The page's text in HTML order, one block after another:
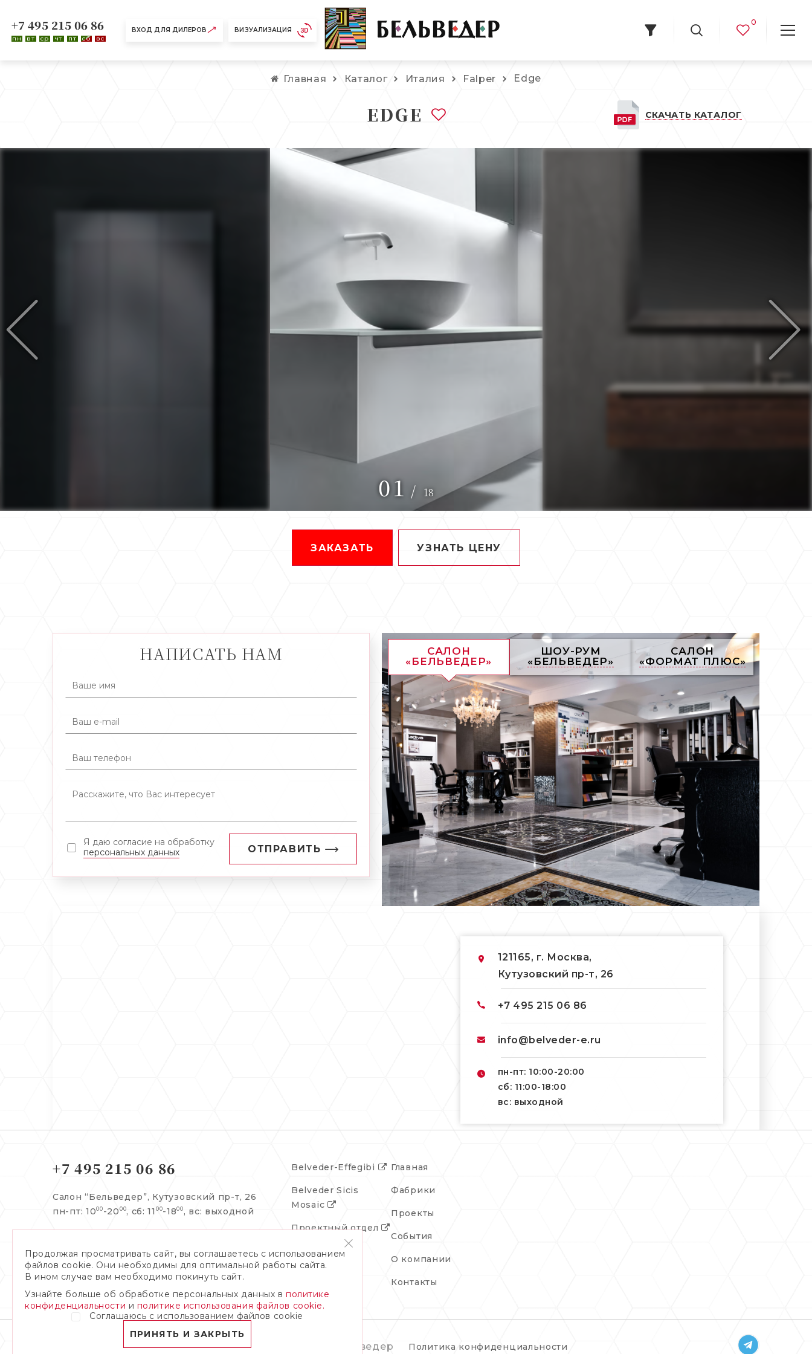
ВХОД ДЛЯ ДИЛЕРОВ ВИЗУАЛИЗАЦИЯ
+7 495 215 06 86
пн вт ср чт пт сб вс
0
Главная Каталог Италия Falper Edge
EDGE СКАЧАТЬ КАТАЛОГ
01 / 18
ЗАКАЗАТЬ УЗНАТЬ ЦЕНУ
НАПИСАТЬ НАМ
Я даю согласие на обработку
персональных данных
ОТПРАВИТЬ
САЛОН
«БЕЛЬВЕДЕР»
ШОУ-РУМ
«БЕЛЬВЕДЕР»
САЛОН
«ФОРМАТ ПЛЮС»
121165, г. Москва,
Кутузовский пр-т, 26
+7 495 215 06 86
info@belveder-e.ru
пн-пт: 10:00-20:00
сб: 11:00-18:00
вс: выходной
+7 495 215 06 86
Салон “Бельведер”, Кутузовский пр-т, 26
пн-пт: 1000 -20 00, сб: 11 00-1800 , вс: выходной
Я даю согласие на обработку персональных данных
Главная
Фабрики
Проекты
События
О компании
Контакты
Belveder-Effegibi
Belveder Sicis
Mosaic
Проектный отдел
© 2026 Бельведер Политика конфиденциальности
Продолжая просматривать сайт, вы соглашаетесь с использованием
файлов cookie. Они необходимы для оптимальной работы сайта.
В ином случае вам необходимо покинуть сайт.
Узнайте больше об обработке персональных данных в политике
конфиденциальности и политике использования файлов cookie.
Соглашаюсь с использованием файлов cookie
ПРИНЯТЬ И ЗАКРЫТЬ